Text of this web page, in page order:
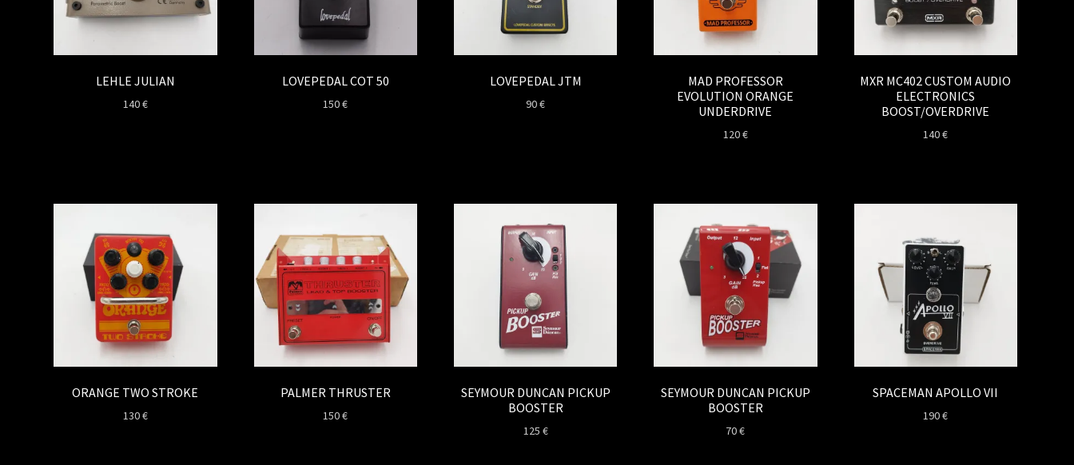
LEHLE JULIAN
140€
LOVEPEDAL COT 50
150€
LOVEPEDAL JTM
90€
MAD PROFESSOR
EVOLUTION ORANGE
UNDERDRIVE
120€
MXR MC402 CUSTOM AUDIO
ELECTRONICS
BOOST/OVERDRIVE
140€
ORANGE TWO STROKE
130€
PALMER THRUSTER
150€
SEYMOUR DUNCAN PICKUP
BOOSTER
125 €
SEYMOUR DUNCAN PICKUP
BOOSTER
70€
SPACEMAN APOLLO VII
190€